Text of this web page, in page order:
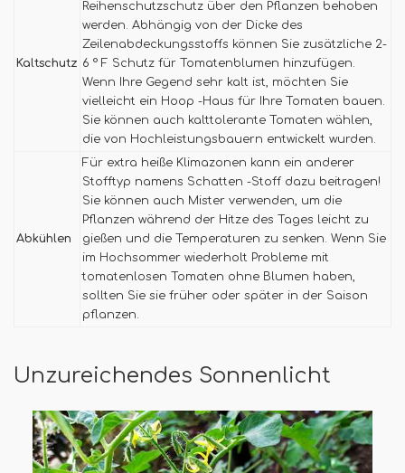
Kaltschutz
Reihenschutzschutz über den Pflanzen behoben
werden. Abhängig von der Dicke des
Zeilenabdeckungsstoffs können Sie zusätzliche 2-
6 ° F Schutz für Tomatenblumen hinzufügen.
Wenn Ihre Gegend sehr kalt ist, möchten Sie
vielleicht ein Hoop -Haus für Ihre Tomaten bauen.
Sie können auch kalttolerante Tomaten wählen,
die von Hochleistungsbauern entwickelt wurden.
Abkühlen
Für extra heiße Klimazonen kann ein anderer
Stofftyp namens Schatten -Stoff dazu beitragen!
Sie können auch Mister verwenden, um die
Pflanzen während der Hitze des Tages leicht zu
gießen und die Temperaturen zu senken. Wenn Sie
im Hochsommer wiederholt Probleme mit
tomatenlosen Tomaten ohne Blumen haben,
sollten Sie sie früher oder später in der Saison
pflanzen.
Unzureichendes Sonnenlicht